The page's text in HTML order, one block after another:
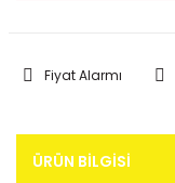
Fiyat Alarmı
ÜRÜN BILGISI